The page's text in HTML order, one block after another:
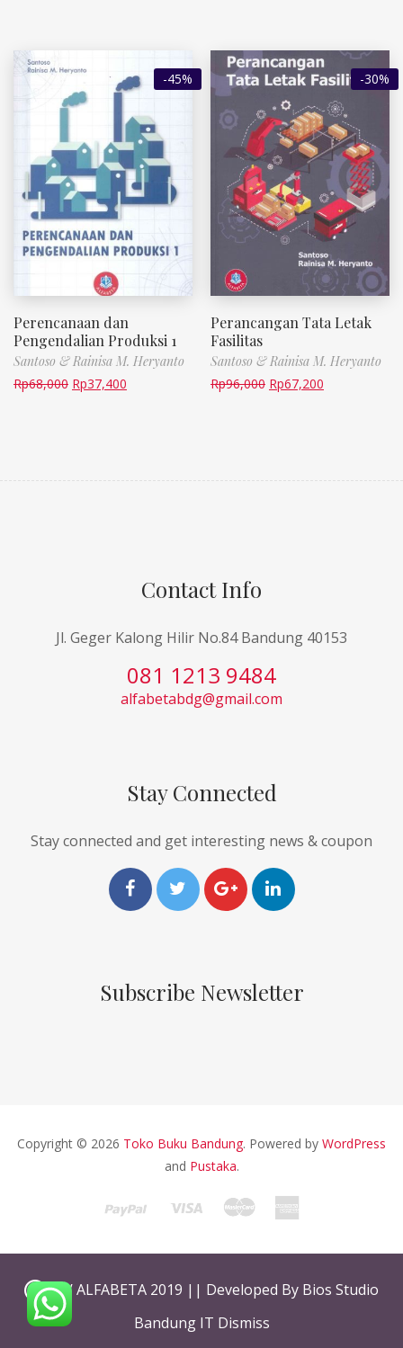
-45%
Perencanaan dan
Pengendalian Produksi 1
Santoso & Rainisa M. Heryanto
Rp68,000 Rp37,400
-30%
Perancangan Tata Letak
Fasilitas
Santoso & Rainisa M. Heryanto
Rp96,000 Rp67,200
Contact Info
Jl. Geger Kalong Hilir No.84 Bandung 40153
081 1213 9484
alfabetabdg@gmail.com
Stay Connected
Stay connected and get interesting news & coupon
Subscribe Newsletter
Copyright © 2026 Toko Buku Bandung. Powered by WordPress
and Pustaka.
CV ALFABETA 2019 || Developed By Bios Studio
Bandung IT Dismiss